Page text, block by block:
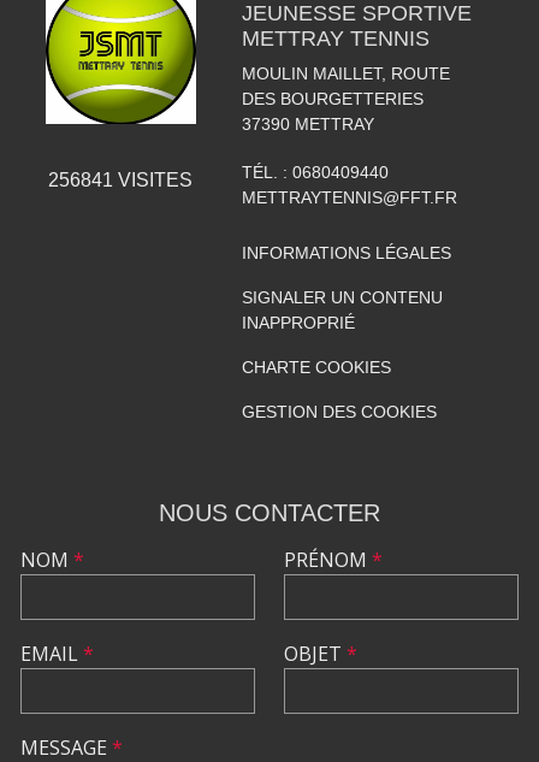
256841 VISITES
JEUNESSE SPORTIVE
METTRAY TENNIS
MOULIN MAILLET, ROUTE
DES BOURGETTERIES
37390 METTRAY
TÉL. : 0680409440
METTRAYTENNIS@FFT.FR
INFORMATIONS LÉGALES
SIGNALER UN CONTENU
INAPPROPRIÉ
CHARTE COOKIES
GESTION DES COOKIES
NOUS CONTACTER
NOM *
EMAIL*
PRÉNOM *
OBJET *
MESSAGE *